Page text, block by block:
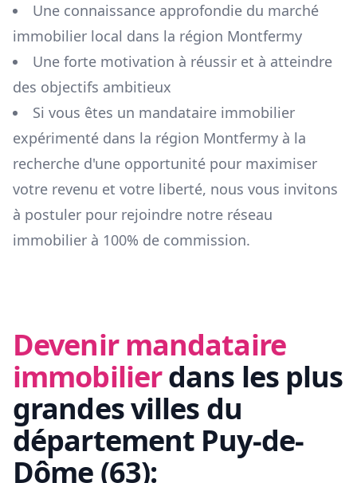
Une connaissance approfondie du marché
immobilier local dans la région Montfermy
Une forte motivation à réussir et à atteindre
des objectifs ambitieux
Si vous êtes un mandataire immobilier
expérimenté dans la région Montfermy à la
recherche d'une opportunité pour maximiser
votre revenu et votre liberté, nous vous invitons
à postuler pour rejoindre notre réseau
immobilier à 100% de commission.
Devenir mandataire
immobilierdans les plus
grandes villes du
département Puy-de-
Dôme (63):